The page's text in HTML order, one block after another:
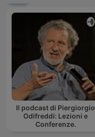
Il podcast di Piergiorgio
Odifreddi: Lezioni e
Conferenze.